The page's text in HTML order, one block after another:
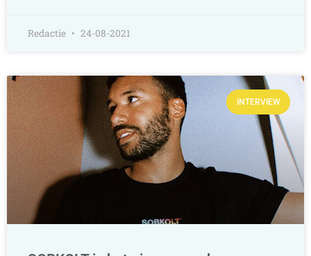
Redactie 24-08-2021
INTERVIEW